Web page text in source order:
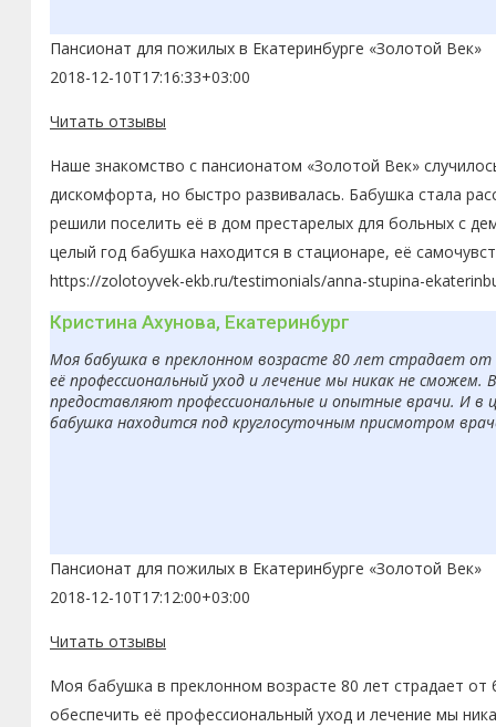
Пансионат для пожилых в Екатеринбурге «Золотой Век»
2018-12-10T17:16:33+03:00
Читать отзывы
Наше знакомство с пансионатом «Золотой Век»
дискомфорта, но быстро развивалась. Бабушка стала
решили поселить её в дом престарелых для больных с
целый год бабушка находится в стационаре, её
https://zolotoyvek-ekb.ru/testimonials/anna-stupina-
Кристина Ахунова, Екатеринбург
Моя бабушка в преклонном возрасте 80 лет страдает от
её профессиональный уход и лечение мы никак не
предоставляют профессиональные и опытные врачи. И в
бабушка находится под круглосуточным присмотром
Пансионат для пожилых в Екатеринбурге «Золотой Век»
2018-12-10T17:12:00+03:00
Читать отзывы
Моя бабушка в преклонном возрасте 80 лет страдает
обеспечить её профессиональный уход и лечение мы